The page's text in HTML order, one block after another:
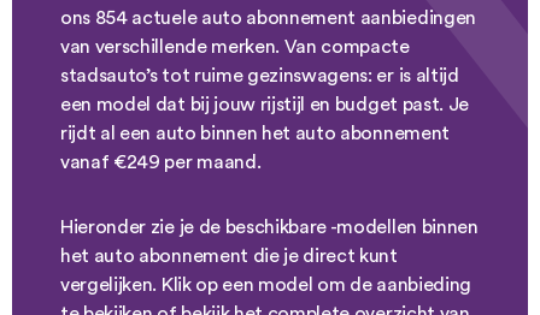
ons 854 actuele auto abonnement aanbiedingen
van verschillende merken. Van compacte
stadsauto’s tot ruime gezinswagens: er is altijd
een model dat bij jouw rijstijl en budget past. Je
rijdt al een auto binnen het auto abonnement
vanaf €249 per maand.
Hieronder zie je de beschikbare -modellen binnen
het auto abonnement die je direct kunt
vergelijken. Klik op een model om de aanbieding